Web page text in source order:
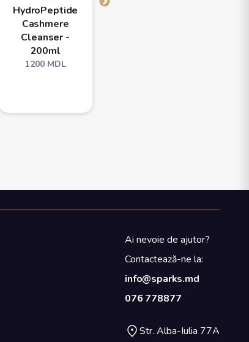
HydroPeptide
Cashmere
Cleanser -
200ml
1200MDL
Ai nevoie de ajutor?
Contactează-ne la:
info@sparks.md
076 778877
Str. Alba-Iulia 77A